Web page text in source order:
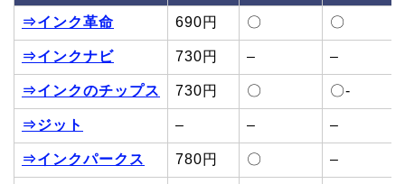
⇒インク革命 690円 〇 〇
⇒インクナビ 730円 – –
⇒インクのチップス 730円 〇 〇-
⇒ジット – – –
⇒インクパークス 780円 〇 –